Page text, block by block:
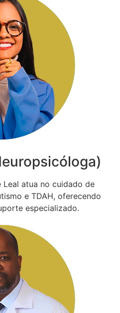
atua no cuidado de
e TDAH, oferecendo
especializado.